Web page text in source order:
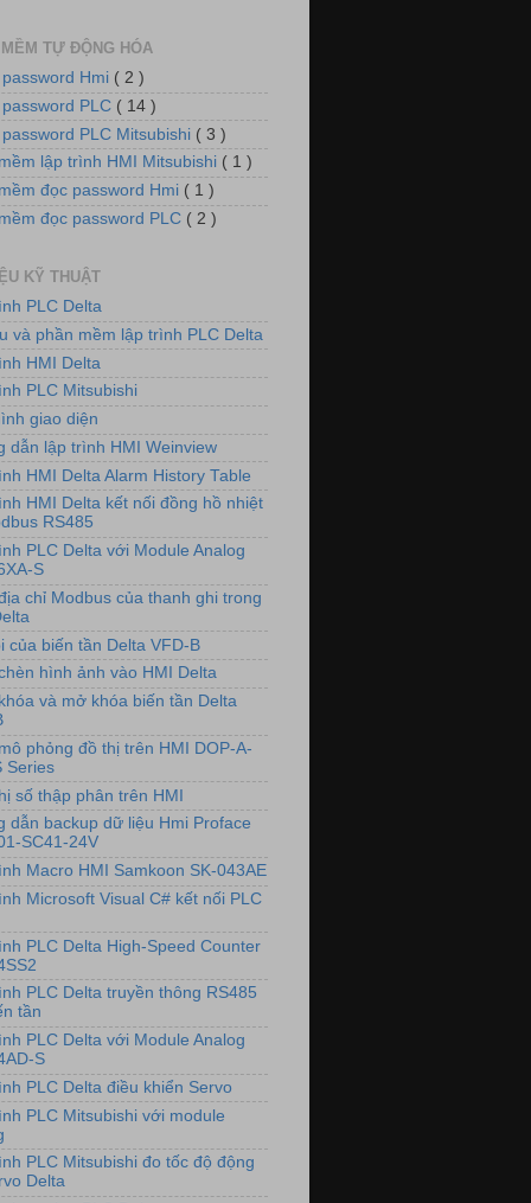
MỀM TỰ ĐỘNG HÓA
Hmi ( 2 )
PLC ( 14 )
PLC Mitsubishi ( 3 )
lập trình HMI Mitsubishi ( 1 )
đọc password Hmi ( 1 )
đọc password PLC ( 2 )
KỸ THUẬT
PLC Delta
và phần mềm lập trình PLC Delta
HMI Delta
PLC Mitsubishi
giao diện
dẫn lập trình HMI Weinview
HMI Delta Alarm History Table
HMI Delta kết nối đồng hồ nhiệt
RS485
PLC Delta với Module Analog
S
chỉ Modbus của thanh ghi trong
của biến tần Delta VFD-B
hình ảnh vào HMI Delta
và mở khóa biến tần Delta
phỏng đồ thị trên HMI DOP-A-
Series
số thập phân trên HMI
dẫn backup dữ liệu Hmi Proface
SC41-24V
Macro HMI Samkoon SK-043AE
Microsoft Visual C# kết nối PLC
PLC Delta High-Speed Counter
PLC Delta truyền thông RS485
tần
PLC Delta với Module Analog
S
PLC Delta điều khiển Servo
PLC Mitsubishi với module
PLC Mitsubishi đo tốc độ động
Delta